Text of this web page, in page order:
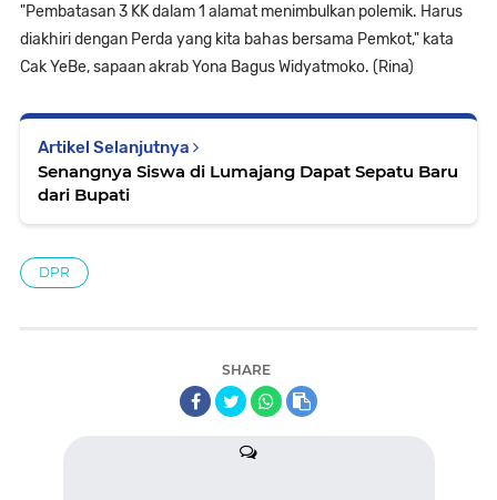
"Pembatasan 3 KK dalam 1 alamat menimbulkan polemik. Harus
diakhiri dengan Perda yang kita bahas bersama Pemkot," kata
Cak YeBe, sapaan akrab Yona Bagus Widyatmoko. (Rina)
Artikel Selanjutnya
Senangnya Siswa di Lumajang Dapat Sepatu Baru
dari Bupati
DPR
SHARE